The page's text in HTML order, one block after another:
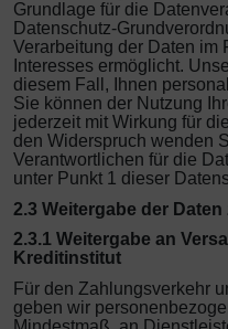
Grundlage für die
Datenschutz-
Verarbeitung der Daten im
Interesses ermöglicht.
diesem Fall, Ihnen
Sie können der Nutzung
jederzeit mit Wirkung für
den Widerspruch wenden
Verantwortlichen für die
unter Punkt 1 dieser
2.3 Weitergabe der
2.3.1 Weitergabe an
Kreditinstitut
Für den Zahlungsverkehr
geben wir